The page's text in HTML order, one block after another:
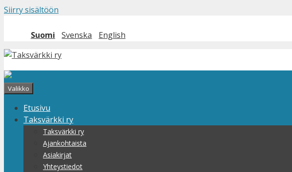
Siirry sisältöön
Suomi Svenska English
Valikko
Etusivu
Taksvärkki ry
Taksvärkki ry
Ajankohtaista
Asiakirjat
Yhteystiedot